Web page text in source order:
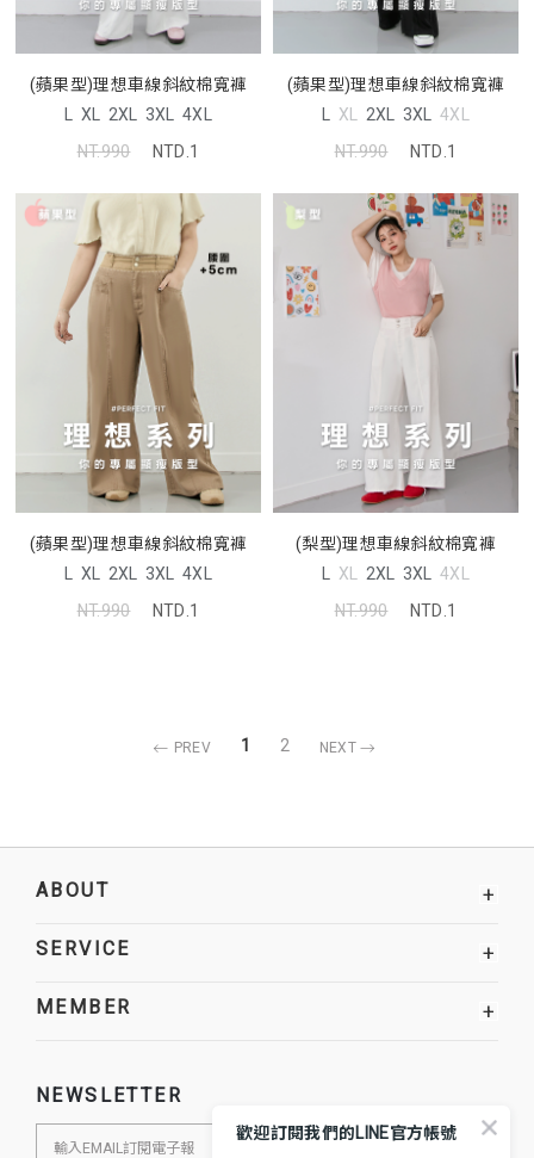
(蘋果型)理想車線斜紋棉寬褲
L XL 2XL 3XL 4XL
NT.990
NTD.1
(蘋果型)理想車線斜紋棉寬褲
L XL 2XL 3XL 4XL
NT.990
NTD.1
(蘋果型)理想車線斜紋棉寬褲
L XL 2XL 3XL 4XL
NT.990
NTD.1
(梨型)理想車線斜紋棉寬褲
L XL 2XL 3XL 4XL
NT.990
NTD.1
PREV 1 2 NEXT
ABOUT +
SERVICE +
MEMBER +
NEWSLETTER
歡迎訂閱我們的LINE官方帳號